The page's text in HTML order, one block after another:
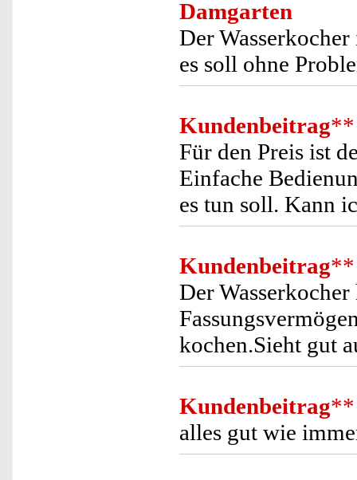
Damgarten
Der
es soll ohne
Kundenbeitrag**
Für den Preis ist
Einfache
es tun soll. Kann
Kundenbeitrag**
Der
kochen.Sieht gut
Kundenbeitrag**
alles gut wie